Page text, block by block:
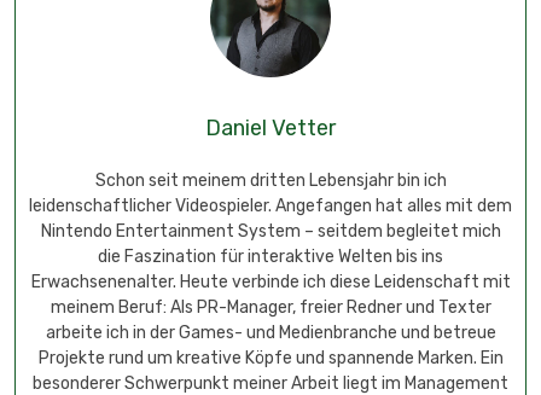
Daniel Vetter
Schon seit meinem dritten Lebensjahr bin ich
leidenschaftlicher Videospieler. Angefangen hat alles mit dem
Nintendo Entertainment System – seitdem begleitet mich
die Faszination für interaktive Welten bis ins
Erwachsenenalter. Heute verbinde ich diese Leidenschaft mit
meinem Beruf: Als PR-Manager, freier Redner und Texter
arbeite ich in der Games- und Medienbranche und betreue
Projekte rund um kreative Köpfe und spannende Marken. Ein
besonderer Schwerpunkt meiner Arbeit liegt im Management